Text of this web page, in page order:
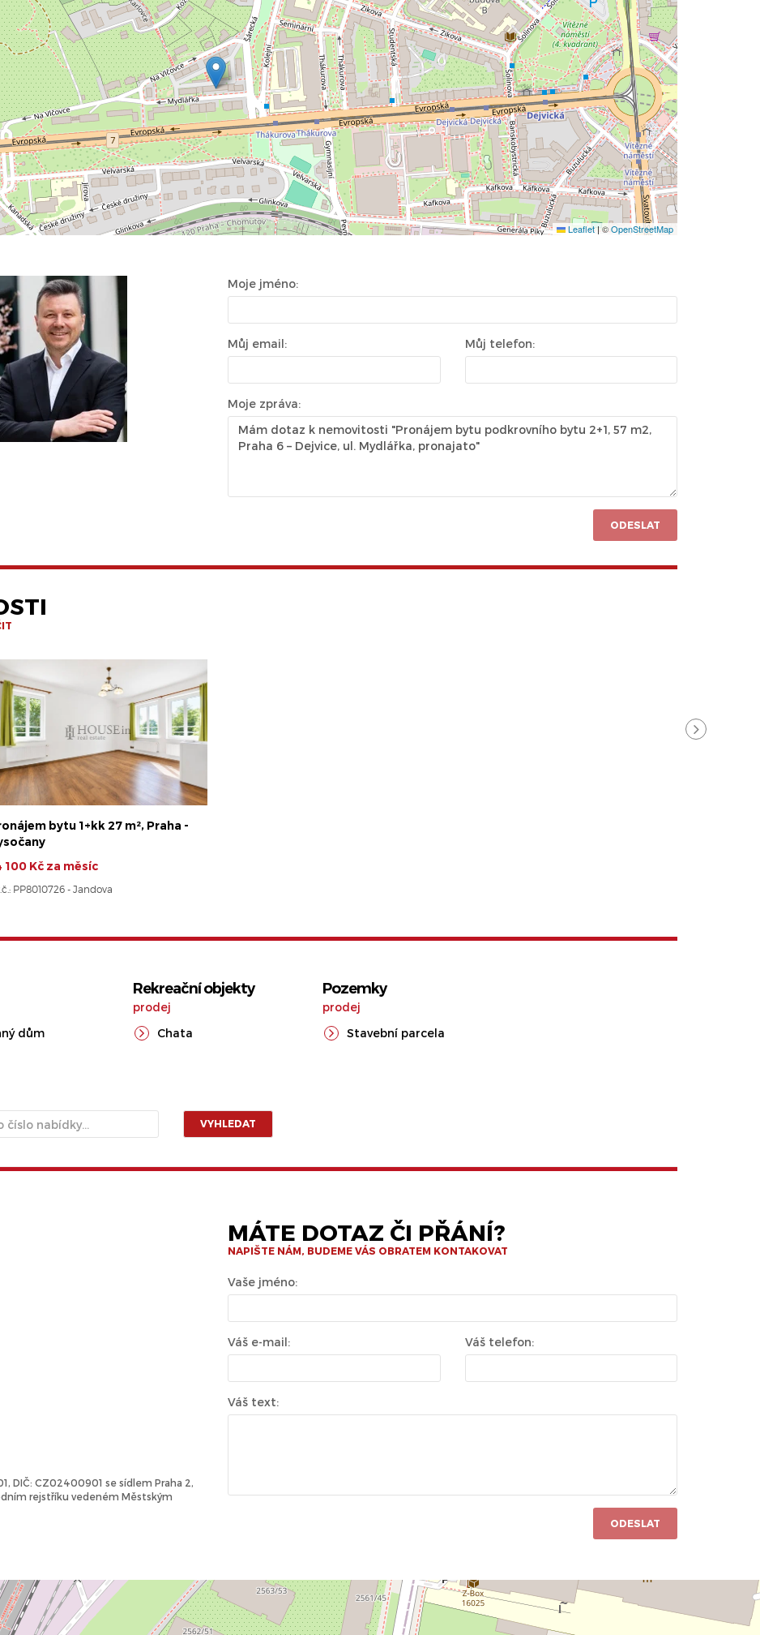
Leaflet|©OpenStreetMap
Moje jméno:
Můj email: Můj telefon:
Moje zpráva:
ODESLAT
bytu 1+kk 27 m², Praha -
100 Kč za měsíc
PP8010726 - Jandova
dům
Rekreační objekty
prodej
Chata
Pozemky
prodej
Stavební parcela
VYHLEDAT
DIČ: CZ02400901 se sídlem Praha 2,
rejstříku vedeném Městským
MÁTE DOTAZ ČI PŘÁNÍ?
NAPIŠTE NÁM, BUDEME VÁS OBRATEM KONTAKOVAT
Vaše jméno:
Váš e-mail: Váš telefon:
Váš text:
ODESLAT